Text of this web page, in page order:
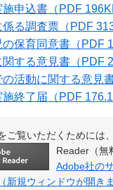
施申込書 （PDF
係る調査票 （PDF
の保育同意書 （PDF
関する意見書 （PDF
活動に関する意見
施終了届 （PDF
ご覧いただくためには
Reader（無
Adobe社の
新規ウィンドウが開きま